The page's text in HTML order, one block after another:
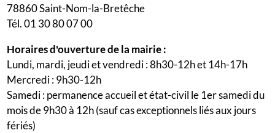
78860 Saint-Nom-la-Bretêche
Tél. 01 30 80 07 00
Horaires d'ouverture de la mairie :
Lundi, mardi, jeudi et vendredi : 8h30-12h et 14h-17h
Mercredi : 9h30-12h
Samedi : permanence accueil et état-civil le 1er samedi du
mois de 9h30 à 12h (sauf cas exceptionnels liés aux jours
fériés)